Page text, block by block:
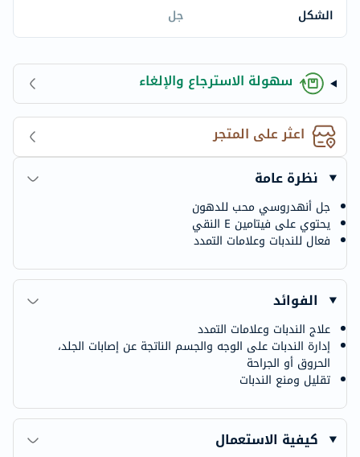
الشكل جل
سهولة الاسترجاع والإلغاء
اعثر على المتجر
نظرة عامة
جل أنهدروسي محب للدهون
يحتوي على فيتامين E النقي
فعال للندبات وعلامات التمدد
الفوائد
علاج الندبات وعلامات التمدد
إدارة الندبات على الوجه والجسم الناتجة عن إصابات الجلد،
الحروق أو الجراحة
تقليل ومنع الندبات
كيفية الاستعمال